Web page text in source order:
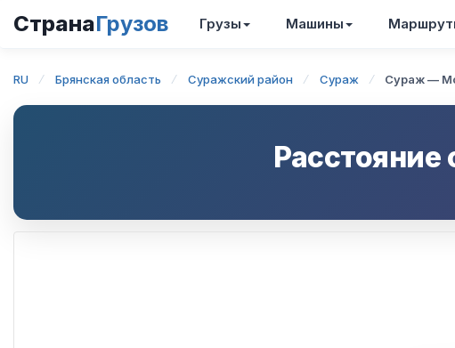
СтранаГрузов Грузы Машины
RU Брянская область Суражский район Сураж Сураж —
Расстояние